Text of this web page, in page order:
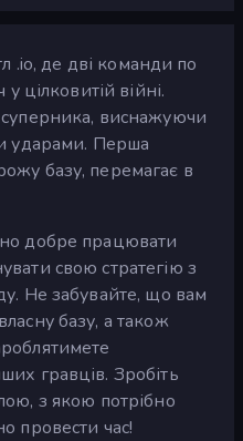
.io, де дві команди по
цілковитій війні.
виснажуючи
ударами. Перша
базу, перемагає в
добре працювати
свою стратегію з
Не забувайте, що вам
базу, а також
гравців. Зробіть
з якою потрібно
провести час!